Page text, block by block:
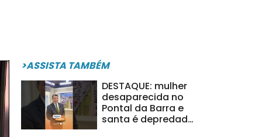
>ASSISTA TAMBÉM
DESTAQUE: mulher
desaparecida no
Pontal da Barra e
santa é depredada